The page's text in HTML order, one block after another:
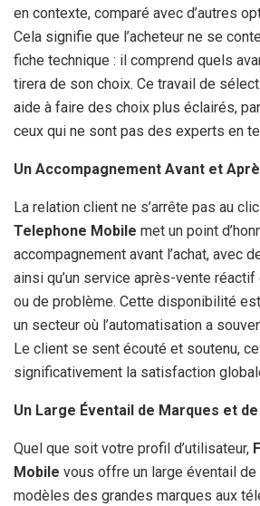
en contexte, comparé avec d’autres
Cela signifie que l’acheteur ne se
fiche technique : il comprend quels
tirera de son choix. Ce travail de
aide à faire des choix plus éclairés,
ceux qui ne sont pas des experts en
Un Accompagnement Avant et
La relation client ne s’arrête pas au
Telephone Mobile met un point
accompagnement avant l’achat, avec
ainsi qu’un service après-vente
ou de problème. Cette disponibilité
un secteur où l’automatisation a
Le client se sent écouté et soutenu,
significativement la satisfaction
Un Large Éventail de Marques et
Quel que soit votre profil d’utilisateur,
Mobile vous offre un large éventail
modèles des grandes marques aux